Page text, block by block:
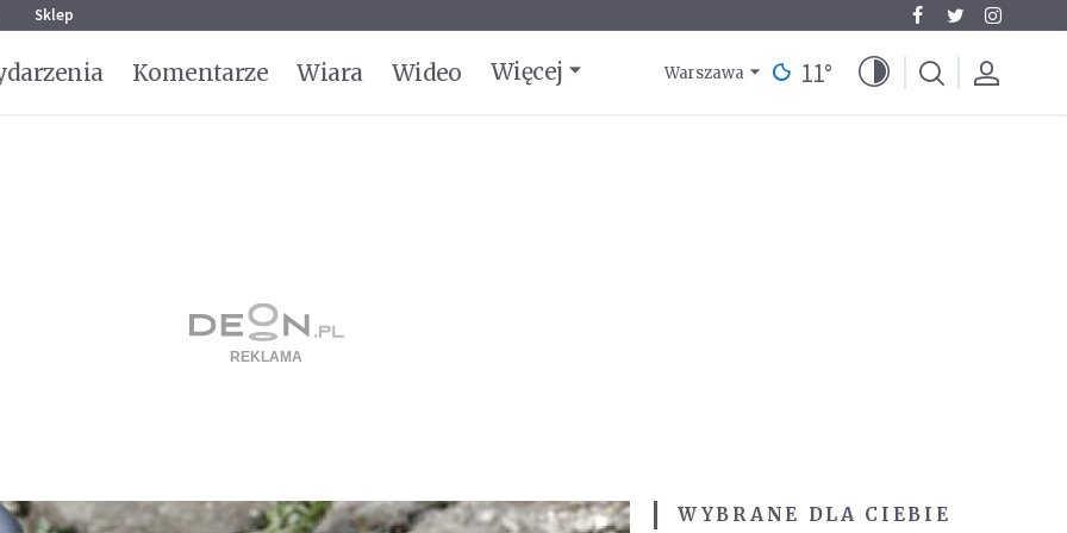
Sklep
Komentarze Wiara Wideo Więcej Warszawa 11°
WYBRANE DLA CIEBIE